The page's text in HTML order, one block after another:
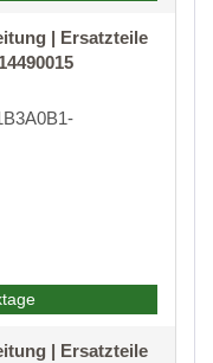
| Ersatzteile
| Ersatzteile